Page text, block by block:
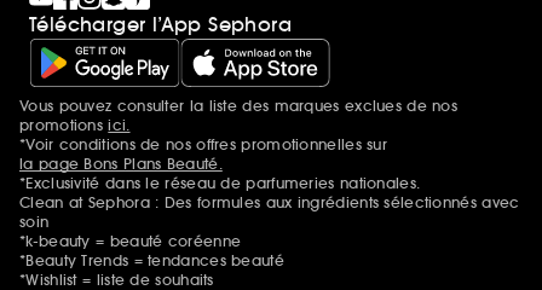
Télécharger l’App Sephora
Mentions additionnelles
Vous pouvez consulter la liste des marques exclues de nos
promotionsici.
*Voir conditions de nos offres promotionnelles sur
la page Bons Plans Beauté.
*Exclusivité dans le réseau de parfumeries nationales.
Clean at Sephora : Des formules aux ingrédients sélectionnés avec
soin
*k-beauty = beauté coréenne
*Beauty Trends = tendances beauté
*Wishlist = liste de souhaits